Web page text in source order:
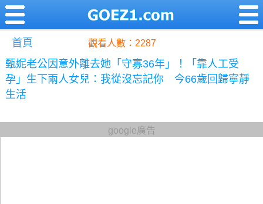
首頁 觀看人數：2287
甄妮老公因意外離去她「守寡36年」！「靠人工受
孕」生下兩人女兒：我從沒忘記你 今66歲回歸寧靜
生活
google廣告